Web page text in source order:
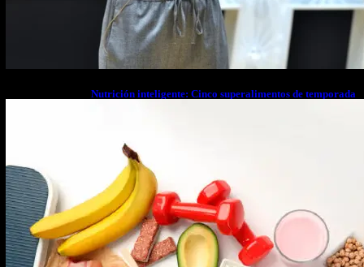
Nutrición inteligente: Cinco superalimentos de temporada